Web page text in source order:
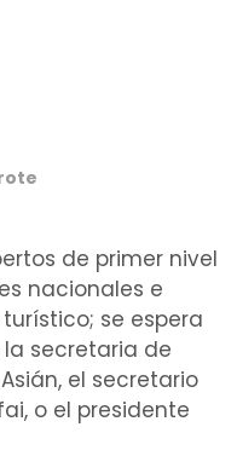
de primer nivel
nacionales e
se espera
secretaria de
el secretario
o el presidente